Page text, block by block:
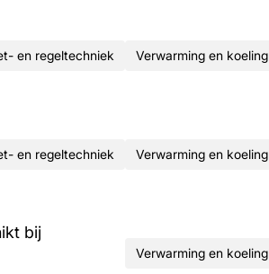
en regeltechniek Verwarming en koeling
en regeltechniek Verwarming en koeling
bij
Verwarming en koeling